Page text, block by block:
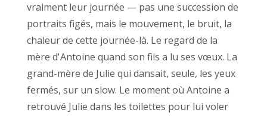
vraiment leur journée — pas une succession de
portraits figés, mais le mouvement, le bruit, la
chaleur de cette journée-là. Le regard de la
mère d'Antoine quand son fils a lu ses vœux. La
grand-mère de Julie qui dansait, seule, les yeux
fermés, sur un slow. Le moment où Antoine a
retrouvé Julie dans les toilettes pour lui voler